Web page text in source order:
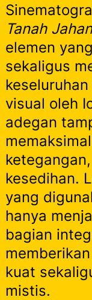
Tanah
elemen
sekaligus
visual oleh
adegan
kesedihan.
yang
hanya
bagian
kuat
mistis.